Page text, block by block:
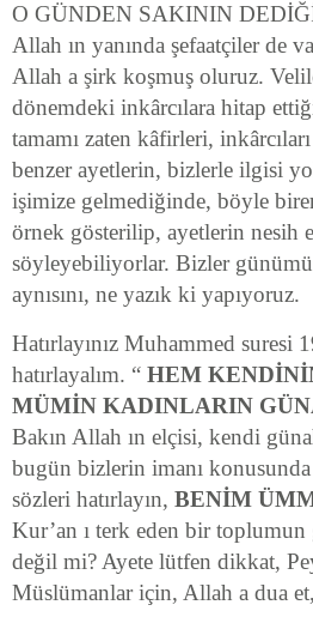
O GÜNDEN SAKININ DEDİĞİ
Allah ın yanında şefaatçiler de
Allah a şirk koşmuş oluruz.
dönemdeki inkârcılara hitap
tamamı zaten kâfirleri,
benzer ayetlerin, bizlerle ilgisi
işimize gelmediğinde, böyle
örnek gösterilip, ayetlerin nesih
söyleyebiliyorlar. Bizler
aynısını, ne yazık ki yapıyoruz.
Hatırlayınız Muhammed
hatırlayalım. “ HEM
MÜMİN KADINLARIN
Bakın Allah ın elçisi, kendi
bugün bizlerin imanı
sözleri hatırlayın, BENİM
Kur’an ı terk eden bir
değil mi? Ayete lütfen dikkat,
Müslümanlar için, Allah a dua